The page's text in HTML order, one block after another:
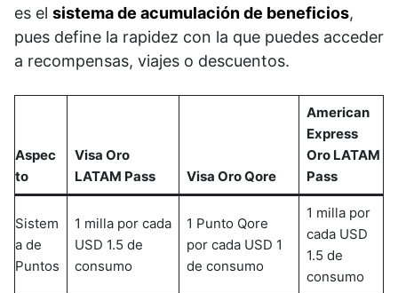
es el sistema de acumulación de beneficios,
pues define la rapidez con la que puedes acceder
a recompensas, viajes o descuentos.
Aspec
to
Visa Oro
LATAM Pass
Visa Oro Qore
American
Express
Oro LATAM
Pass
Sistem
a de
Puntos
1 milla por cada
USD 1.5 de
consumo
1 Punto Qore
por cada USD 1
de consumo
1 milla por
cada USD
1.5 de
consumo